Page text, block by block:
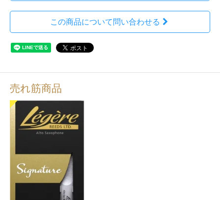
この商品について問い合わせる
売れ筋商品